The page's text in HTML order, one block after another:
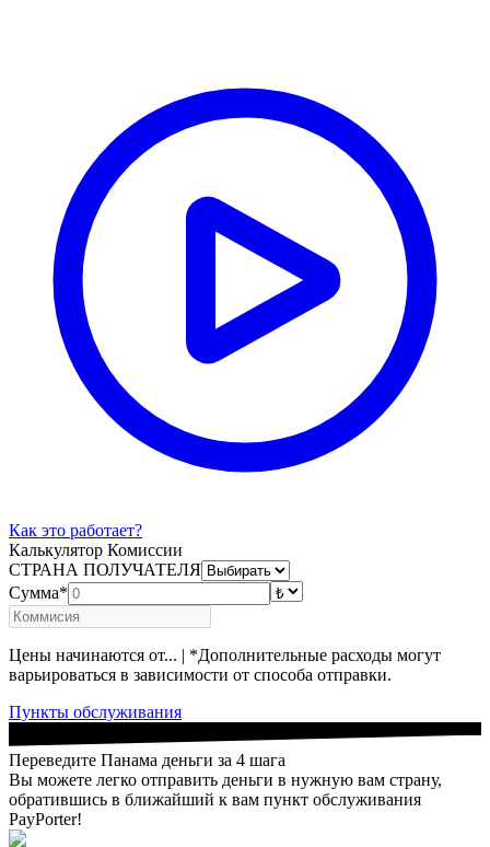
Как это работает?
Калькулятор Комиссии
СТРАНА ПОЛУЧАТЕЛЯ
Сумма*
Цены начинаются от... | *Дополнительные расходы могут
варьироваться в зависимости от способа отправки.
Пункты обслуживания
Переведите Панама деньги за 4 шага
Вы можете легко отправить деньги в нужную вам страну,
обратившись в ближайший к вам пункт обслуживания
PayPorter!